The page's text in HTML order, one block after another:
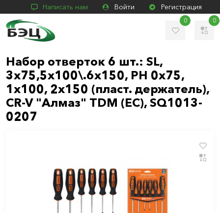
Написать нам Войти Регистрация
0 0
Набор отверток 6 шт.: SL,
3x75,5x100\.6x150, PH 0х75,
1x100, 2x150 (пласт. держатель),
CR-V "Алмаз" TDM (ЕС), SQ1013-
0207